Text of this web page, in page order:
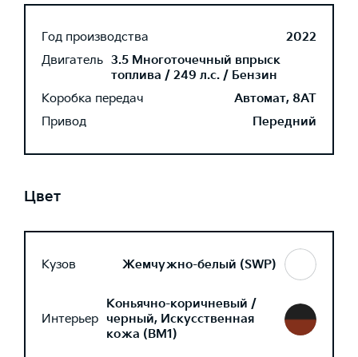
Год производства
2022
Двигатель 3.5 Многоточечный впрыск
топлива / 249 л.с. / Бензин
Коробка передач
Автомат, 8AT
Привод
Передний
Цвет
Кузов Жемчужно-белый (SWP)
Интерьер
Коньячно-коричневый /
черный, Искусственная
кожа (BM1)